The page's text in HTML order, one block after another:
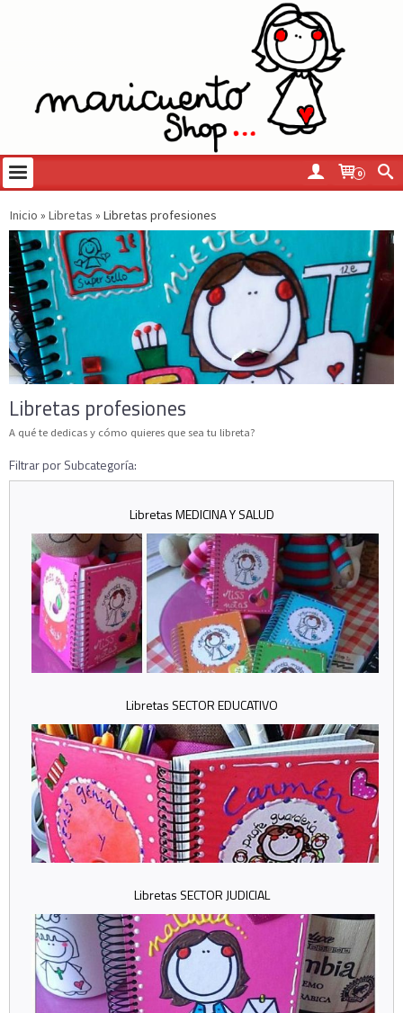
0
Inicio » Libretas » Libretas profesiones
Libretas profesiones
A qué te dedicas y cómo quieres que sea tu libreta?
Filtrar por Subcategoría:
Libretas MEDICINA Y SALUD
Libretas SECTOR EDUCATIVO
Libretas SECTOR JUDICIAL